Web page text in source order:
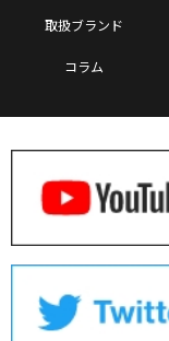
取扱ブランド
コラム